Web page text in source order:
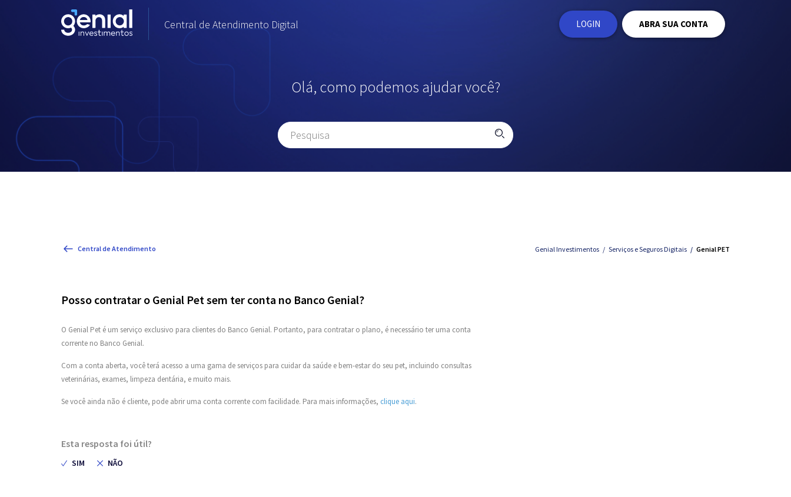
Central de Atendimento Digital LOGIN ABRA SUA CONTA
Olá, como podemos ajudar você?
Central de Atendimento Genial Investimentos Serviços e Seguros Digitais Genial PET
Posso contratar o Genial Pet sem ter conta no Banco Genial?
O Genial Pet é um serviço exclusivo para clientes do Banco Genial. Portanto, para contratar o plano, é necessário ter uma conta
corrente no Banco Genial.
Com a conta aberta, você terá acesso a uma gama de serviços para cuidar da saúde e bem-estar do seu pet, incluindo consultas
veterinárias, exames, limpeza dentária, e muito mais.
Se você ainda não é cliente, pode abrir uma conta corrente com facilidade. Para mais informações, clique aqui.
Esta resposta foi útil?